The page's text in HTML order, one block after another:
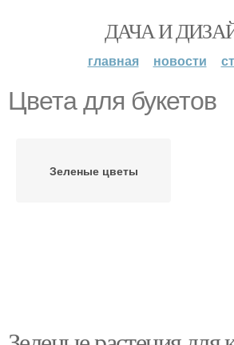
ДАЧА И
главная новости
Цвета для букетов
Зеленые цветы